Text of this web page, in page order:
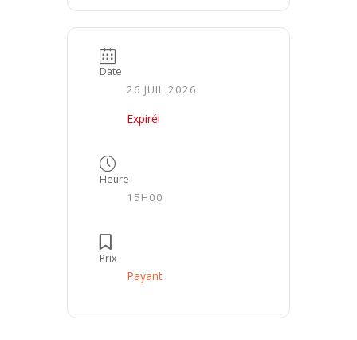
Date
26 JUIL 2026
Expiré!
Heure
15H00
Prix
Payant